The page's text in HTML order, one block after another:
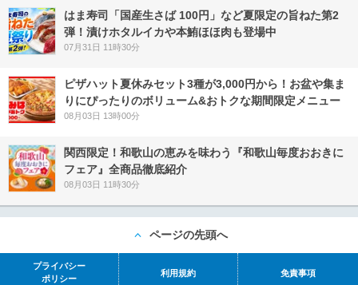
はま寿司「国産生さば 100円」など夏限定の旨ねた第2
弾！漬けホタルイカや本鮪ほほ肉も登場中
07月31日 11時30分
ピザハット夏休みセット3種が3,000円から！お盆や集ま
りにぴったりのボリューム&おトクな期間限定メニュー
08月03日 13時00分
関西限定！和歌山の恵みを味わう『和歌山毎度おおきに
フェア』全商品徹底紹介
08月03日 11時30分
ページの先頭へ
プライバシー
ポリシー
利用規約 免責事項